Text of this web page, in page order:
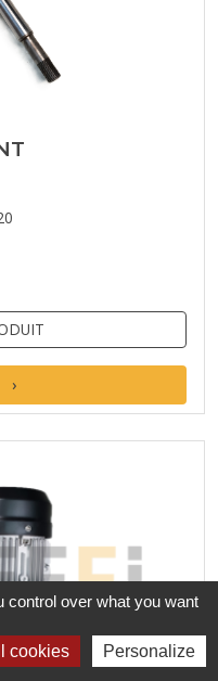
control over what you want
cookies Personalize